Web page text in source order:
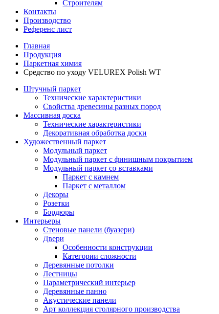
Строителям
Контакты
Производство
Референс лист
Главная
Продукция
Паркетная химия
Средство по уходу VELUREX Polish WT
Штучный паркет
Технические характеристики
Свойства древесины разных пород
Массивная доска
Технические характеристики
Декоративная обработка доски
Художественный паркет
Модульный паркет
Модульный паркет с финишным покрытием
Модульный паркет со вставками
Паркет с камнем
Паркет с металлом
Декоры
Розетки
Бордюры
Интерьеры
Стеновые панели (буазери)
Двери
Особенности конструкции
Категории сложности
Деревянные потолки
Лестницы
Параметрический интерьер
Деревянные панно
Акустические панели
Арт коллекция столярного производства